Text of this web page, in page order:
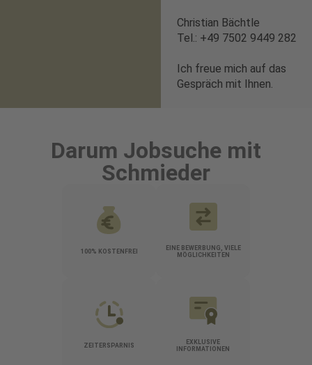
Christian Bächtle
Tel.: +49 7502 9449 282
Ich freue mich auf das
Gespräch mit Ihnen.
Darum Jobsuche mit
Schmieder
100% KOSTENFREI
EINE BEWERBUNG, VIELE
MÖGLICHKEITEN
ZEITERSPARNIS
EXKLUSIVE
INFORMATIONEN